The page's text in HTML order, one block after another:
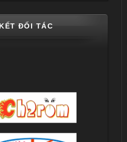
ĐỐI TÁC